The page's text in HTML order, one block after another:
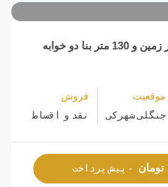
موقعیت
جنگلی شهرکی
فروش
نقد و اقساط
تومان - پیش پرداخت